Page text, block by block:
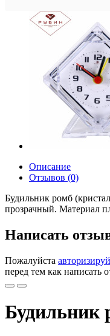
Описание
Отзывов (0)
Будильник ромб
прозрачный. Материал
Написать
Пожалуйста
перед тем как написать
Будильник